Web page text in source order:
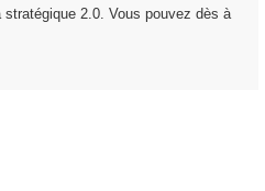
2.0. Vous pouvez dès à